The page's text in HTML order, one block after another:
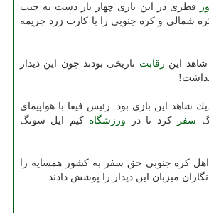
قطری در این بازی چهار بار دست به جیب
شمالی و كره جنوبی را با كارت زرد جریمه
رقابت تاریخی بودند چون این دیدار
شاهد این بازی بود. رئیس فیفا با هواپیمای
سفر كرد تا در ورزشگاه كیم ایل سونگ
اهل كره جنوبی حق سفر به كشور همسایه را
میزبان این دیدار را پوشش دادند.